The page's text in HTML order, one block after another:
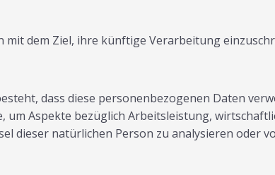
dem Ziel, ihre künftige Verarbeitung
dass diese personenbezogenen Daten
Aspekte bezüglich Arbeitsleistung,
dieser natürlichen Person zu analysieren oder